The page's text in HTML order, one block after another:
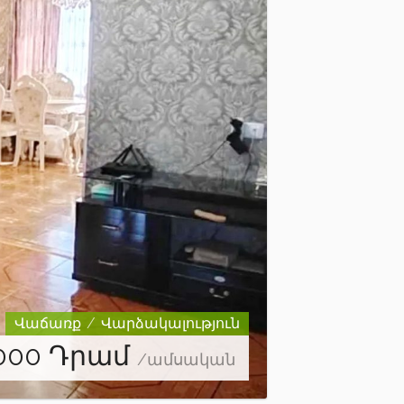
Վաճառք Վարձակալություն
Դրամ /ամսական